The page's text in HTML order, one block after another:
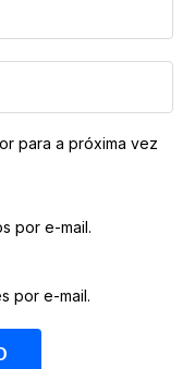
para a próxima vez
por e-mail.
por e-mail.